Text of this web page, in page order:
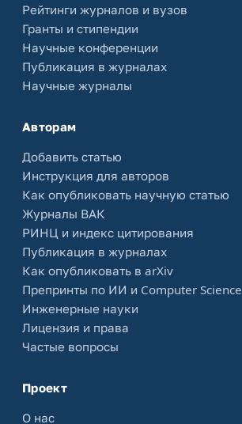
Рейтинги журналов и вузов
Гранты и стипендии
Научные конференции
Публикация в журналах
Научные журналы
Авторам
Добавить статью
Инструкция для авторов
Как опубликовать научную статью
Журналы ВАК
РИНЦ и индекс цитирования
Публикация в журналах
Как опубликовать в arXiv
Препринты по ИИ и Computer Science
Инженерные науки
Лицензия и права
Частые вопросы
Проект
О нас